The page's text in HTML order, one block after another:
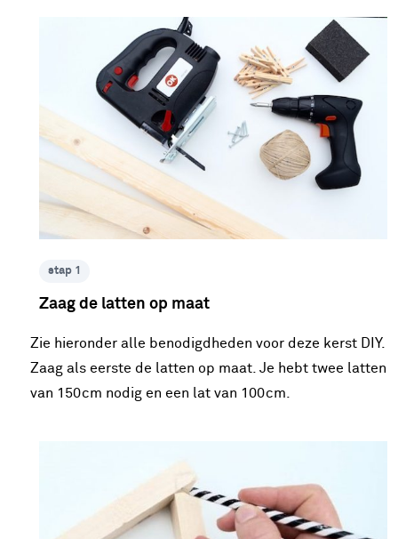
stap 1
Zaag de latten op maat
Zie hieronder alle benodigdheden voor deze kerst DIY.
Zaag als eerste de latten op maat. Je hebt twee latten
van 150cm nodig en een lat van 100cm.